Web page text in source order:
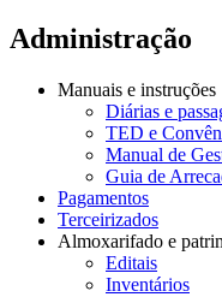
Administração
Manuais e instruções
Diárias e
TED e
Manual de
Guia de
Pagamentos
Terceirizados
Almoxarifado e
Editais
Inventários